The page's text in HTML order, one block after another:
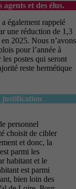
et des élus.
également rappelé
une réduction de 1,3
2025. Nous n’avons
pour l’année à
postes qui seront
reste hermétique
justification
personnel
choisit de cibler
et donc, la
parmi les
habitant et le
est parmi
bien loin des